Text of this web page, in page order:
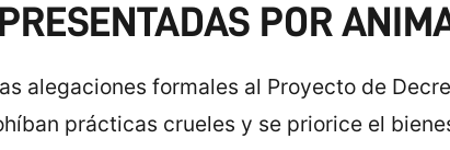
POR
alegaciones formales al Proyecto de
prácticas crueles y se priorice el